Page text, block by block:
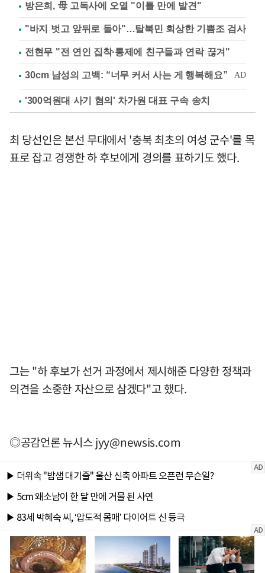
방은희, 母 고독사에 오열 "이틀 만에 발견"
"바지 벗고 앞뒤로 돌아"…탈북민 회상한 기쁨조 검사
전현무 "전 연인 집착·통제에 친구들과 연락 끊겨"
'300억원대 사기 혐의' 차가원 대표 구속 송치
최 당선인은 본선 무대에서 '충북 최초의 여성 군수'를 목
표로 잡고 경쟁한 하 후보에게 경의를 표하기도 했다.
그는 "하 후보가 선거 과정에서 제시해준 다양한 정책과
의견을 소중한 자산으로 삼겠다"고 했다.
◎공감언론 뉴시스jyy@newsis.com